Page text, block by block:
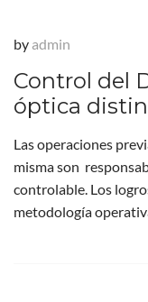
by admin
Control del
óptica
Las operaciones
misma son
controlable. Los
metodología